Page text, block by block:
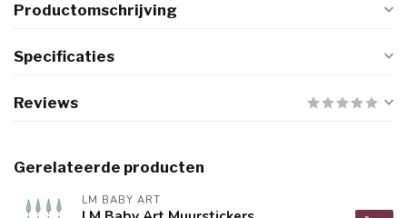
Productomschrijving
Specificaties
Reviews
Gerelateerde producten
LM BABY ART